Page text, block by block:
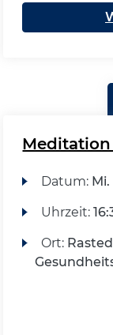
Datum: Mi.
Uhrzeit:
Ort: